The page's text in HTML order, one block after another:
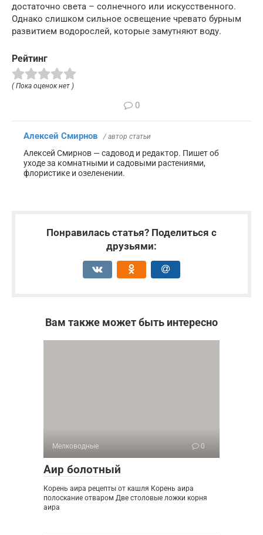
достаточно света – солнечного или искусственного.
Однако слишком сильное освещение чревато бурным
развитием водорослей, которые замутняют воду.
Рейтинг
( Пока оценок нет )
0
Алексей Смирнов / автор статьи
Алексей Смирнов — садовод и редактор. Пишет об
уходе за комнатными и садовыми растениями,
флористике и озеленении.
Понравилась статья? Поделиться с
друзьями:
Вам также может быть интересно
Мелководные 0
Аир болотный
Корень аира рецепты от кашля Корень аира
полоскание отваром Две столовые ложки корня
аира